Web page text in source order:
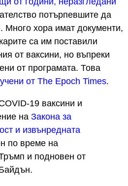
потърпевшите да
Много хора имат документи,
са им поставили
от ваксини, но въпреки
от програмата. Това
от The Epoch Times.
19 ваксини и
на Закона за
и извънредната
по време на
и подновен от